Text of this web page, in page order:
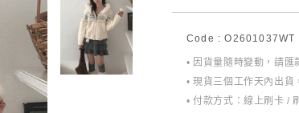
Code : O2601037WT
• 因貨量隨時變動，請
• 現貨三個工作天內出
• 付款方式：線上刷卡 /